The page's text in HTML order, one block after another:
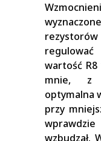
regulować
wartość
mnie, z
optymalna
przy
wzbudzał.